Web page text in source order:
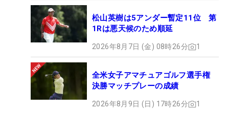
松山英樹は5アンダー暫定11位 第
1Rは悪天候のため順延
2026年8月7日 (金) 08時26分 1
全米女子アマチュアゴルフ選手権
決勝マッチプレーの成績
2026年8月9日 (日) 17時26分 1